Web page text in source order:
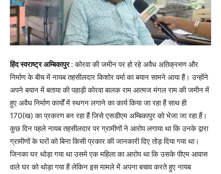
हिंद स्वराष्ट्र अम्बिकापुर: कोरवा की जमीन पर हो रहे अवैध अतिक्रमण और
निर्माण के बीच में नायब तहसीलदार किशोर वर्मा का बयान सामने आया हैं। उन्होंने
अपने बयान में बताया की पहाड़ी कोरवा बालक राम आत्मज मंगल राम की जमीन में
हुए अवैध निर्माण कार्यों में स्थगन लगाने का कार्य किया जा रहा हैं साथ ही
170(ख) का प्रकरण बन रहा हैं जिसे एसडीएम अम्बिकापुर को भेजा जा रहा हैं।
कुछ दिन पहले नायब तहसीलदार पर ग्रामीणों ने आरोप लगाया था कि उनके द्वारा
ग्रामीणों के घरों को बिना किसी प्रकार की जानकारी दिए तोड़ दिया गया था।
जिनका घर थोड़ा गया था उसमे एक महिला का आरोप था कि उसके पीएम आवास
वाले घर को थोड़ा गया हैं लेकिन इस मामले में अपना बचाव करते हुए नायब